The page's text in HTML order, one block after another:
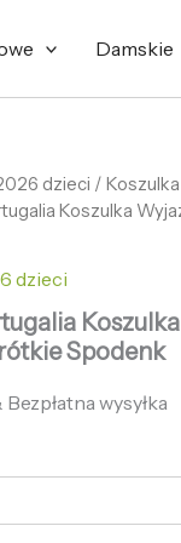
Damskie
dzieci /
Koszulka
dzieci
Spodenk
zł.
Bezpłatna wysyłka